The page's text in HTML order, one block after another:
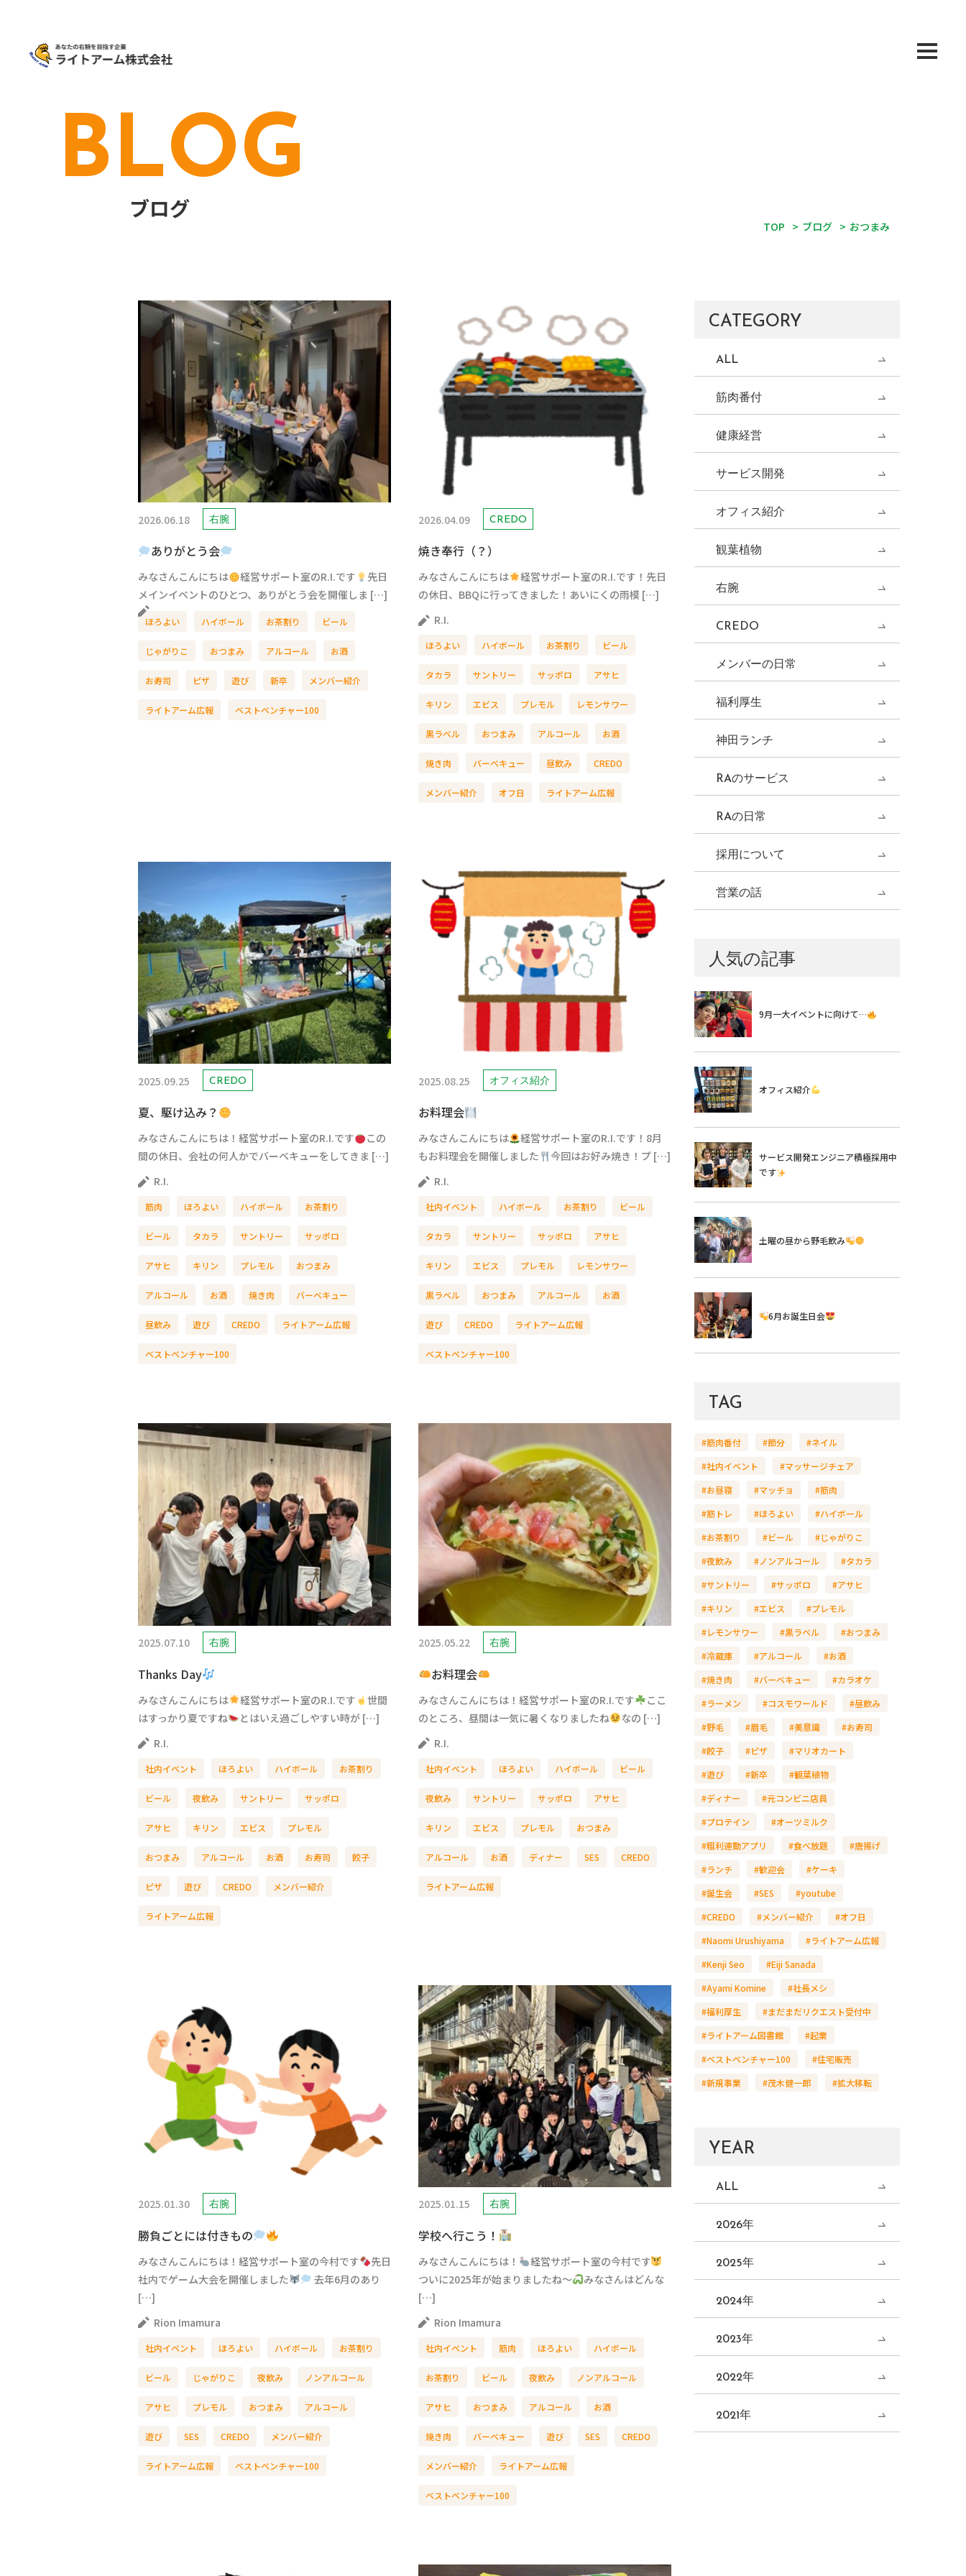
BLOG
ブログ
TOP > ブログ > おつまみ
2026.06.18 右腕
ありがとう会
みなさんこんにちは 経営サポート室のR.I.です
先日
メインイベントのひとつ、ありがとう会を開催しま […]
ほろよい ハイボール お茶割り ビール
じゃがりこ おつまみ アルコール お酒
お寿司 ピザ 遊び 新卒 メンバー紹介
ライトアーム広報 ベストベンチャー100
2026.04.09 CREDO
焼き奉行（？）
みなさんこんにちは
経営サポート室のR.I.です！先日
の休日、BBQに行ってきました！あいにくの雨模 […]
R.I.
ほろよい ハイボール お茶割り ビール
タカラ サントリー サッポロ アサヒ
キリン エビス プレモル レモンサワー
黒ラベル おつまみ アルコール お酒
焼き肉 バーベキュー 昼飲み CREDO
メンバー紹介 オフ日 ライトアーム広報
2025.09.25 CREDO
夏、駆け込み？
みなさんこんにちは！経営サポート室のR.I.です
この
間の休日、会社の何人かでバーベキューをしてきま […]
R.I.
筋肉 ほろよい ハイボール お茶割り
ビール タカラ サントリー サッポロ
アサヒ キリン プレモル おつまみ
アルコール お酒 焼き肉 バーベキュー
昼飲み 遊び CREDO ライトアーム広報
ベストベンチャー100
2025.08.25 オフィス紹介
お料理会
みなさんこんにちは
経営サポート室のR.I.です！8月
もお料理会を開催しました
今回はお好み焼き！プ […]
R.I.
社内イベント ハイボール お茶割り ビール
タカラ サントリー サッポロ アサヒ
キリン エビス プレモル レモンサワー
黒ラベル おつまみ アルコール お酒
遊び CREDO ライトアーム広報
ベストベンチャー100
2025.07.10 右腕
Thanks Day
みなさんこんにちは 経営サポート室のR.I.です
世間
はすっかり夏ですね
とはいえ過ごしやすい時が […]
R.I.
社内イベント ほろよい ハイボール お茶割り
ビール 夜飲み サントリー サッポロ
アサヒ キリン エビス プレモル
おつまみ アルコール お酒 お寿司 餃子
ピザ 遊び CREDO メンバー紹介
ライトアーム広報
2025.05.22 右腕
お料理会
みなさんこんにちは！経営サポート室のR.I.です
ここ
のところ、昼間は一気に暑くなりましたね
なの […]
R.I.
社内イベント ほろよい ハイボール ビール
夜飲み サントリー サッポロ アサヒ
キリン エビス プレモル おつまみ
アルコール お酒 ディナー SES CREDO
ライトアーム広報
2025.01.30 右腕
勝負ごとには付きもの
みなさんこんにちは！経営サポート室の今村です
先日
社内でゲーム大会を開催しました
去年6月のあり
[…]
Rion Imamura
社内イベント ほろよい ハイボール お茶割り
ビール じゃがりこ 夜飲み ノンアルコール
アサヒ プレモル おつまみ アルコール
遊び SES CREDO メンバー紹介
ライトアーム広報 ベストベンチャー100
2025.01.15 右腕
学校へ行こう！
みなさんこんにちは！
経営サポート室の今村です
ついに2025年が始まりましたね～
みなさんはどんな
[…]
Rion Imamura
社内イベント 筋肉 ほろよい ハイボール
お茶割り ビール 夜飲み ノンアルコール
アサヒ おつまみ アルコール お酒
焼き肉 バーベキュー 遊び SES CREDO
メンバー紹介 ライトアーム広報
ベストベンチャー100
CATEGORY
ALL
筋肉番付
健康経営
サービス開発
オフィス紹介
観葉植物
右腕
CREDO
メンバーの日常
福利厚生
神田ランチ
RAのサービス
RAの日常
採用について
営業の話
人気の記事
9月一大イベントに向けて…
オフィス紹介
サービス開発エンジニア積極採用中
です
土曜の昼から野毛飲み
6月お誕生日会
TAG
#筋肉番付 #節分
#ネイル
#社内イベント
#マッサージチェア
#お昼寝
#マッチョ
#筋肉
#筋トレ
#ほろよい
#ハイボール
#お茶割り
#ビール
#じゃがりこ
#夜飲み
#ノンアルコール
#タカラ
#サントリー
#サッポロ
#アサヒ
#キリン
#エビス
#プレモル
#レモンサワー
#黒ラベル
#おつまみ
#冷蔵庫
#アルコール
#お酒
#焼き肉
#バーベキュー
#カラオケ
#ラーメン
#コスモワールド
#昼飲み
#野毛
#眉毛 #美意識
#お寿司
#餃子
#ピザ
#マリオカート
#遊び
#新卒
#観葉植物
#ディナー
#元コンビニ店員
#プロテイン
#オーツミルク
#粗利連動アプリ
#食べ放題
#唐揚げ
#ランチ
#歓迎会
#ケーキ
#誕生会
#SES
#youtube
#CREDO
#メンバー紹介
#オフ日
#Naomi Urushiyama
#ライトアーム広報
#Kenji Seo
#Eiji Sanada
#Ayami Komine
#社長メシ
#福利厚生
#まだまだリクエスト受付中
#ライトアーム図書館
#起業
#ベストベンチャー100
#住宅販売
#新規事業
#茂木健一郎 #拡大移転
YEAR
ALL
2026年
2025年
2024年
2023年
2022年
2021年